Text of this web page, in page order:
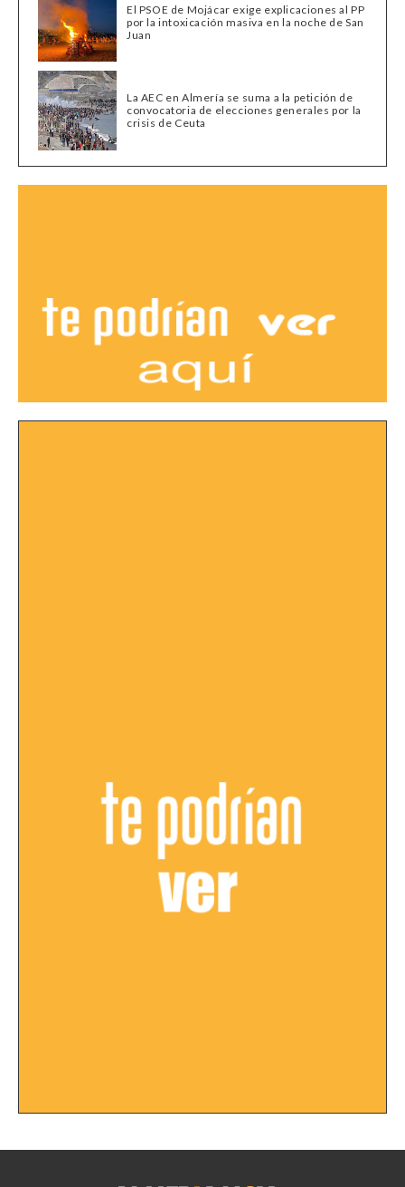
El PSOE de Mojácar exige explicaciones al PP
por la intoxicación masiva en la noche de San
Juan
La AEC en Almería se suma a la petición de
convocatoria de elecciones generales por la
crisis de Ceuta